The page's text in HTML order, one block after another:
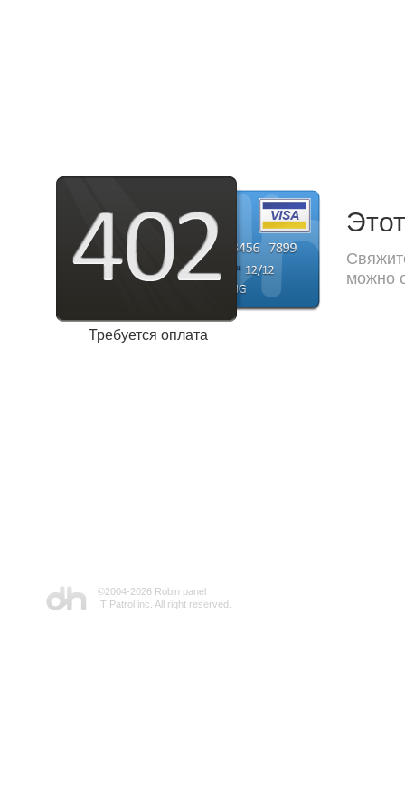
Требуется оплата
можно
©2004-2026 Robin panel
IT Patrol inc. All right reserved.